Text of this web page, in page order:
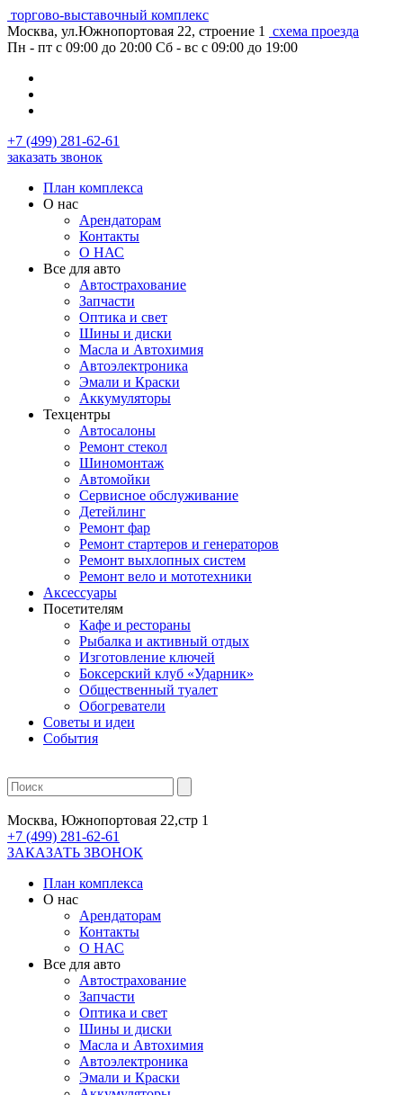
торгово-выставочный комплекс
Москва, ул.Южнопортовая 22, строение 1
схема проезда
Пн - пт с 09:00 до 20:00 Сб - вс с 09:00 до 19:00
+7 (499) 281-62-61
заказать звонок
План комплекса
О нас
Арендаторам
Контакты
О НАС
Все для авто
Автострахование
Запчасти
Оптика и свет
Шины и диски
Масла и Автохимия
Автоэлектроника
Эмали и Краски
Аккумуляторы
Техцентры
Автосалоны
Ремонт стекол
Шиномонтаж
Автомойки
Сервисное обслуживание
Детейлинг
Ремонт фар
Ремонт стартеров и генераторов
Ремонт выхлопных систем
Ремонт вело и мототехники
Аксессуары
Посетителям
Кафе и рестораны
Рыбалка и активный отдых
Изготовление ключей
Боксерский клуб «Ударник»
Общественный туалет
Обогреватели
Советы и идеи
События
Москва, Южнопортовая 22,стр 1
+7 (499) 281-62-61
ЗАКАЗАТЬ ЗВОНОК
План комплекса
О нас
Арендаторам
Контакты
О НАС
Все для авто
Автострахование
Запчасти
Оптика и свет
Шины и диски
Масла и Автохимия
Автоэлектроника
Эмали и Краски